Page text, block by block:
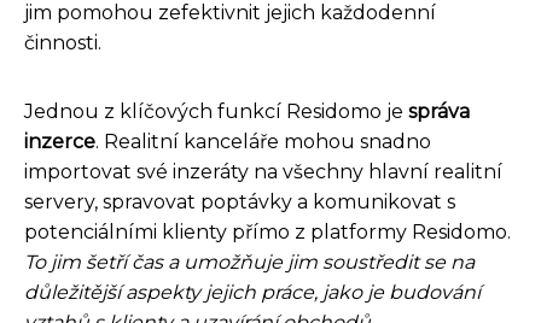
jim pomohou zefektivnit jejich každodenní
činnosti.
Jednou z klíčových funkcí Residomo je správa
inzerce. Realitní kanceláře mohou snadno
importovat své inzeráty na všechny hlavní realitní
servery, spravovat poptávky a komunikovat s
potenciálními klienty přímo z platformy Residomo.
To jim šetří čas a umožňuje jim soustředit se na
důležitější aspekty jejich práce, jako je budování